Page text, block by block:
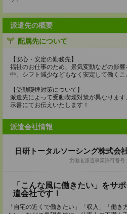
派遣先の概要
配属先について
【安心・安定の勤務先】
福祉のお仕事のため、景気変動などの影
中。シフト減少などもなく安定して働くこ
【受動喫煙対策について】
派遣先によって受動喫煙対策が異なりま
示書にてお伝えいたします！
派遣会社情報
日研トータルソーシング株式
労働者派遣事業許可番
「こんな風に働きたい」をサ
遣会社です！
「自宅の近くで働きたい」「収入」「働